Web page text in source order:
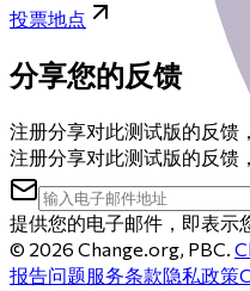
投票地点
分享您的反馈
注册分享对此测试版的反馈
注册分享对此测试版的反馈
提供您的电子邮件，即表示
© 2026 Change.org, PBC.
报告问题服务条款隐私政策